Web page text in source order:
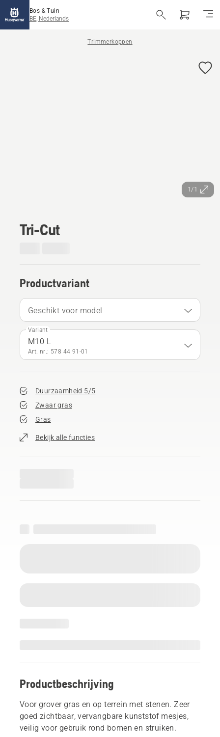
Bos & Tuin
BE, Nederlands
Trimmerkoppen
1/1
Tri-Cut
Productvariant
Geschikt voor model
Variant
M10 L
Art. nr.: 578 44 91‑01
Duurzaamheid 5/5
Zwaar gras
Gras
Bekijk alle functies
Productbeschrijving
Voor grover gras en op terrein met stenen. Zeer
goed zichtbaar, vervangbare kunststof mesjes,
veilig voor gebruik rond bomen en struiken.